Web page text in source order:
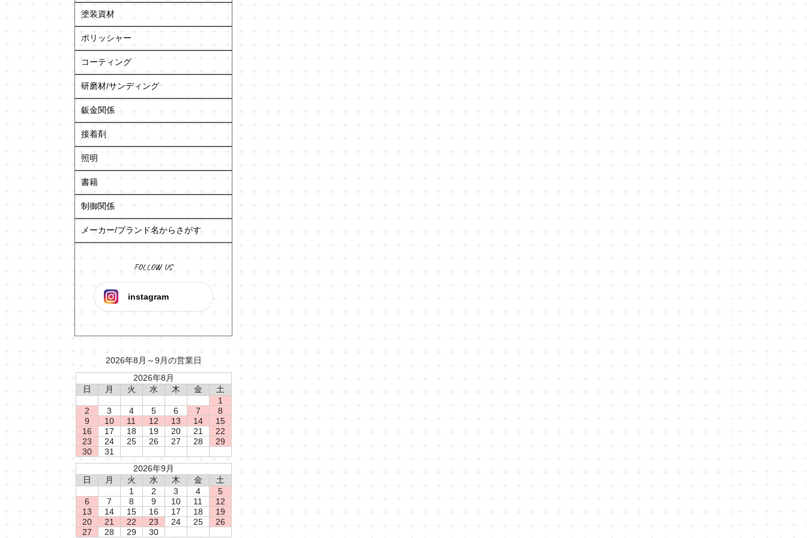
塗装資材
ポリッシャー
コーティング
研磨材/サンディング
鈑金関係
接着剤
照明
書籍
制御関係
メーカー/ブランド名からさがす
FOLLOW US
instagram
2026年8月～9月の営業日
2026年8月
日
月 火 水 木 金
土
1
2
3 4 5 6 7
8
9
10 11 12 13 14
15
16
17 18 19 20 21
22
23
24 25 26 27 28
29
30
31
2026年9月
日
月 火 水 木 金
土
1
2 3 4
5
6
7 8 9 10 11
12
13
14 15 16 17 18
19
20
21 22 23 24 25
26
27
28 29 30